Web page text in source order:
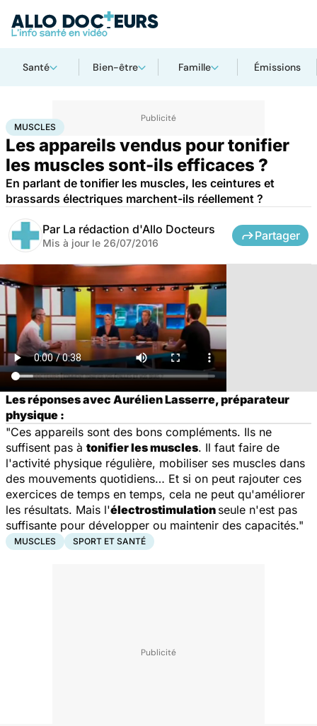
Santé Bien-être Famille Émissions
AccueilBien-être Muscles
MUSCLES
Les appareils vendus pour tonifier
les muscles sont-ils efficaces ?
En parlant de tonifier les muscles, les ceintures et
brassards électriques marchent-ils réellement ?
Par La rédaction d'Allo Docteurs
Mis à jour le 26/07/2016
Partager
Les réponses avec Aurélien Lasserre, préparateur
physique :
"Ces appareils sont des bons compléments. Ils ne
suffisent pas à tonifier les muscles. Il faut faire de
l'activité physique régulière, mobiliser ses muscles dans
des mouvements quotidiens… Et si on peut rajouter ces
exercices de temps en temps, cela ne peut qu'améliorer
les résultats. Mais l'électrostimulation seule n'est pas
suffisante pour développer ou maintenir des capacités."
MUSCLES SPORT ET SANTÉ